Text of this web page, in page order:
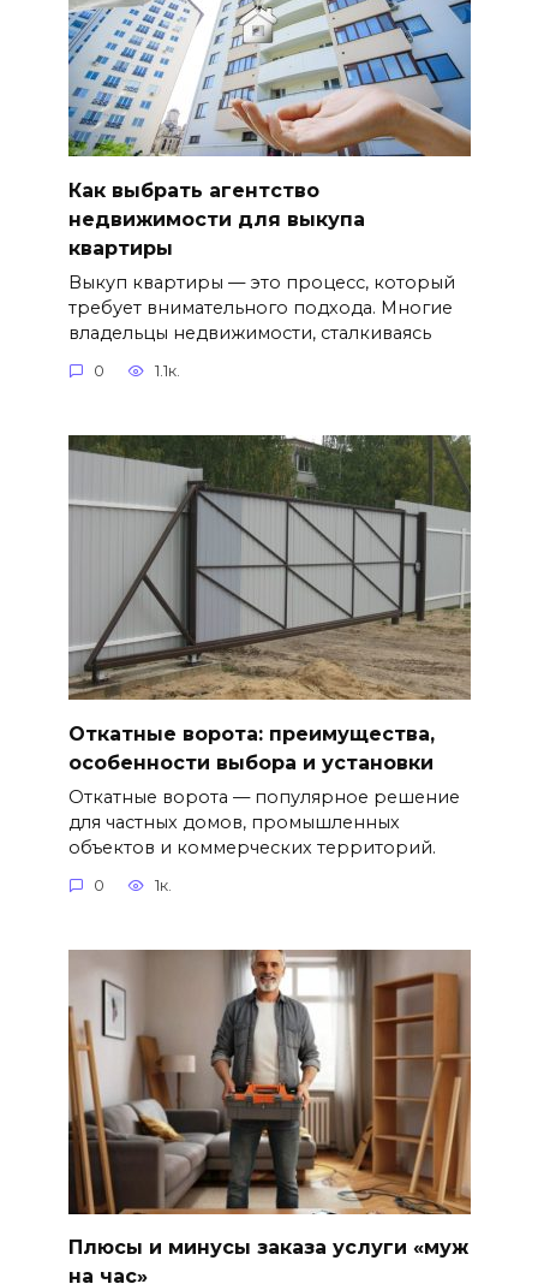
Как выбрать агентство
недвижимости для выкупа
квартиры
Выкуп квартиры — это процесс, который
требует внимательного подхода. Многие
владельцы недвижимости, сталкиваясь
0 1.1к.
Откатные ворота: преимущества,
особенности выбора и установки
Откатные ворота — популярное решение
для частных домов, промышленных
объектов и коммерческих территорий.
0 1к.
Плюсы и минусы заказа услуги «муж
на час»